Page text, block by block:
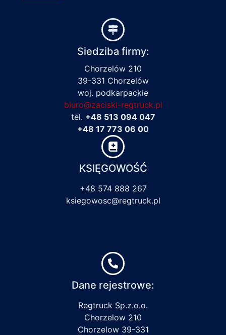
Siedziba firmy:
Chorzelów 210
39-331 Chorzelów
woj. podkarpackie
biuro@zaciski-regtruck.pl
tel. +48 513 094 047
+48 17 773 06 00
KSIĘGOWOŚĆ
+48 574 888 267
ksiegowosc@regtruck.pl
Dane rejestrowe:
Regtruck Sp.z.o.o.
Chorzelow 210
Chorzelow 39-331